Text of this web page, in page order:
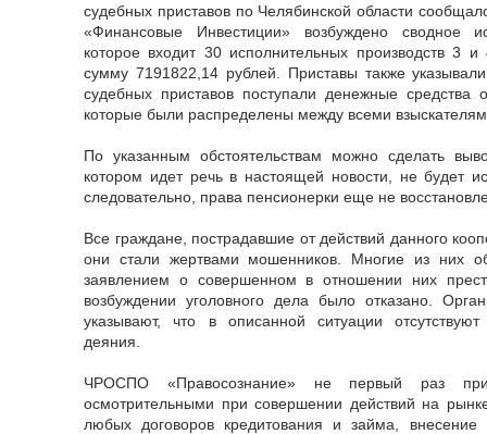
судебных приставов по Челябинской области
«Финансовые Инвестиции» возбуждено сводное
которое входит 30 исполнительных производств 3
сумму 7191822,14 рублей. Приставы также
судебных приставов поступали денежные средства
которые были распределены между всеми
По указанным обстоятельствам можно сделать
котором идет речь в настоящей новости, не будет
следовательно, права пенсионерки еще не
Все граждане, пострадавшие от действий данного
они стали жертвами мошенников. Многие из них
заявлением о совершенном в отношении них
возбуждении уголовного дела было отказано.
указывают, что в описанной ситуации отсутствуют
деяния.
ЧРОСПО «Правосознание» не первый раз
осмотрительными при совершении действий на
любых договоров кредитования и займа,